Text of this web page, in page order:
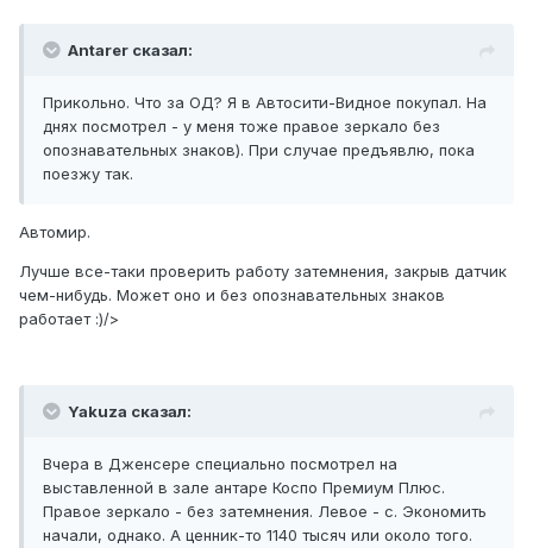
Antarer сказал:
Прикольно. Что за ОД? Я в Автосити-Видное покупал. На
днях посмотрел - у меня тоже правое зеркало без
опознавательных знаков). При случае предъявлю, пока
поезжу так.
Автомир.
Лучше все-таки проверить работу затемнения, закрыв датчик
чем-нибудь. Может оно и без опознавательных знаков
работает :)/>
Yakuza сказал:
Вчера в Дженсере специально посмотрел на
выставленной в зале антаре Коспо Премиум Плюс.
Правое зеркало - без затемнения. Левое - с. Экономить
начали, однако. А ценник-то 1140 тысяч или около того.